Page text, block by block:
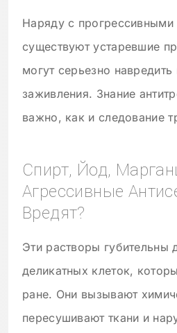
Наряду с
существуют устаревшие
могут серьезно
заживления. Знание
важно, как и следование
Спирт, Йод,
Агрессивные
Вредят?
Эти растворы губительны
деликатных клеток,
ране. Они вызывают
пересушивают ткани и